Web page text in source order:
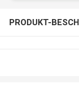
PRODUKT-